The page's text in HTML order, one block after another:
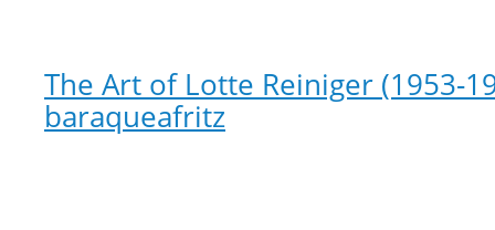
The Art of Lotte Reiniger (1953-
baraqueafritz